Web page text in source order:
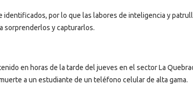
por lo que las labores de inteligencia y
sorprenderlos y capturarlos.
en horas de la tarde del jueves en el sector La
a un estudiante de un teléfono celular de alta gama.